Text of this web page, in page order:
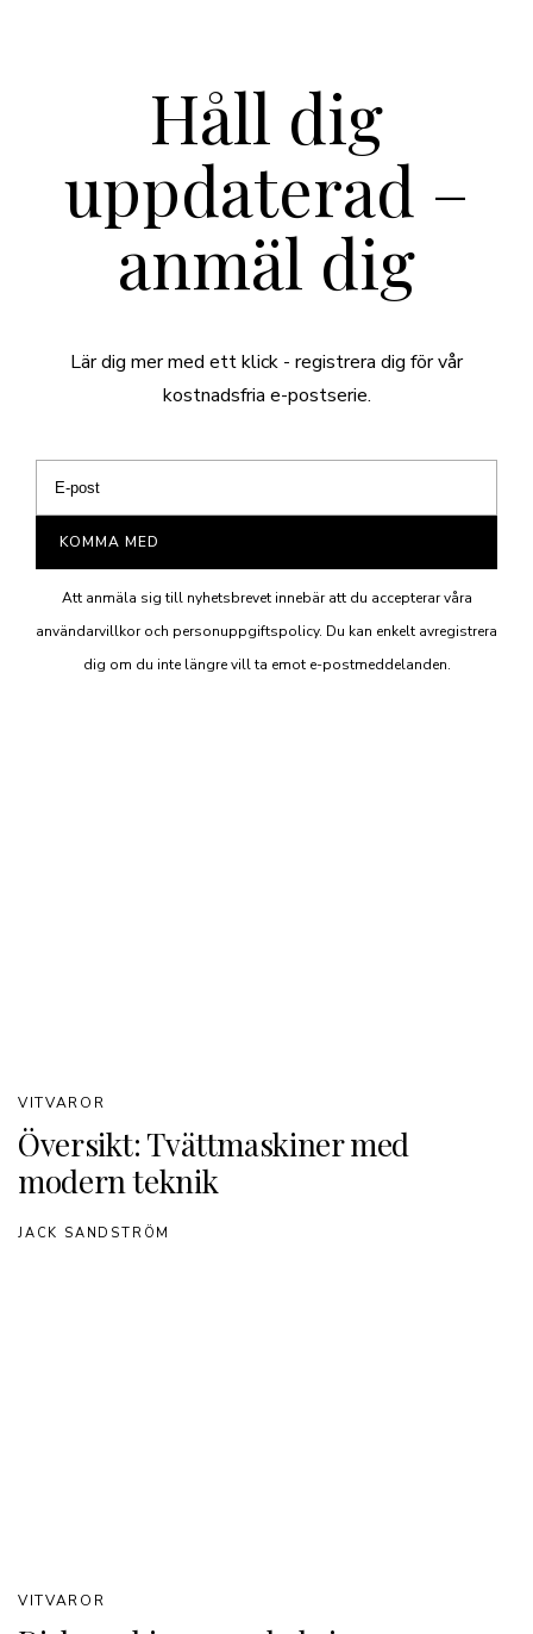
Håll dig
uppdaterad –
anmäl dig
Lär dig mer med ett klick - registrera dig för vår
kostnadsfria e-postserie.
KOMMA MED
Att anmäla sig till nyhetsbrevet innebär att du accepterar våra
användarvillkor och personuppgiftspolicy. Du kan enkelt avregistrera
dig om du inte längre vill ta emot e-postmeddelanden.
Översikt: Tvättmaskiner med
modern teknik
VITVAROR
JACK SANDSTRÖM
VITVAROR